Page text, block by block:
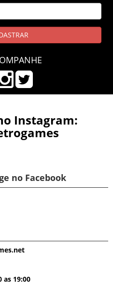
Instagram:
no Facebook
as 19:00